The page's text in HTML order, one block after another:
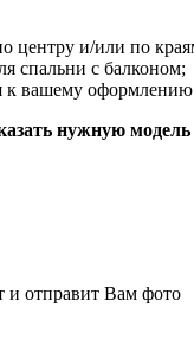
центру и/или по
спальни с балконом;
к вашему
нужную
и отправит Вам фото